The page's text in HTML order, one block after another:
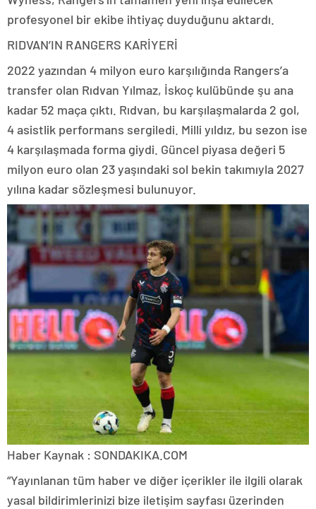
profesyonel bir ekibe ihtiyaç duyduğunu aktardı.
RIDVAN’IN RANGERS KARİYERİ
2022 yazından 4 milyon euro karşılığında Rangers’a
transfer olan Rıdvan Yılmaz, İskoç kulübünde şu ana
kadar 52 maça çıktı. Rıdvan, bu karşılaşmalarda 2 gol,
4 asistlik performans sergiledi. Milli yıldız, bu sezon ise
4 karşılaşmada forma giydi. Güncel piyasa değeri 5
milyon euro olan 23 yaşındaki sol bekin takımıyla 2027
yılına kadar sözleşmesi bulunuyor.
Haber Kaynak : SONDAKIKA.COM
“Yayınlanan tüm haber ve diğer içerikler ile ilgili olarak
yasal bildirimlerinizi bize iletişim sayfası üzerinden